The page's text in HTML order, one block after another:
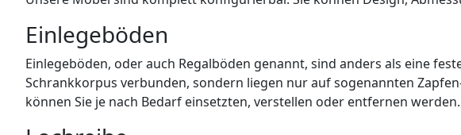
Einlegeböden
Einlegeböden, oder auch Regalböden genannt, sind anders als eine
Schrankkorpus verbunden, sondern liegen nur auf sogenannten
können Sie je nach Bedarf einsetzten, verstellen oder entfernen werden.